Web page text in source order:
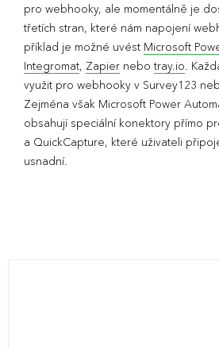
pro webhooky, ale momentálně je
třetích stran, které nám napojení
příklad je možné uvést Microsoft
Integromat, Zapier nebotray.io.
využit pro webhooky v Survey123
Zejména však Microsoft Power
obsahují speciální konektory přímo
a QuickCapture, které uživateli
usnadní.